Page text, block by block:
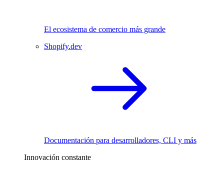
El ecosistema de comercio más grande
Shopify.dev
Documentación para desarrolladores, CLI y más
Innovación constante